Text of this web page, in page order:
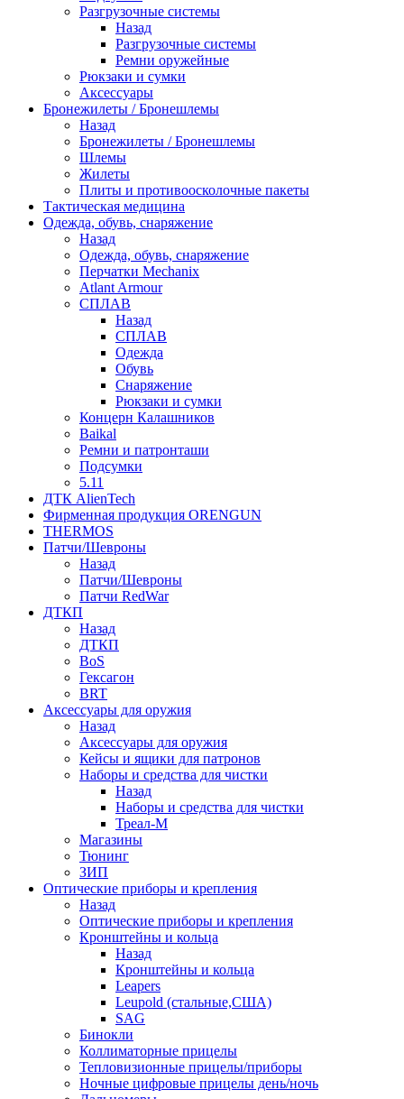
Разгрузочные системы
Назад
Разгрузочные системы
Ремни оружейные
Рюкзаки и сумки
Аксессуары
Бронежилеты / Бронешлемы
Назад
Бронежилеты / Бронешлемы
Шлемы
Жилеты
Плиты и противоосколочные пакеты
Тактическая медицина
Одежда, обувь, снаряжение
Назад
Одежда, обувь, снаряжение
Перчатки Mechanix
Atlant Armour
СПЛАВ
Назад
СПЛАВ
Одежда
Обувь
Снаряжение
Рюкзаки и сумки
Концерн Калашников
Baikal
Ремни и патронташи
Подсумки
5.11
ДТК AlienTech
Фирменная продукция ORENGUN
THERMOS
Патчи/Шевроны
Назад
Патчи/Шевроны
Патчи RedWar
ДТКП
Назад
ДТКП
BoS
Гексагон
BRT
Аксессуары для оружия
Назад
Аксессуары для оружия
Кейсы и ящики для патронов
Наборы и средства для чистки
Назад
Наборы и средства для чистки
Треал-М
Магазины
Тюнинг
ЗИП
Оптические приборы и крепления
Назад
Оптические приборы и крепления
Кронштейны и кольца
Назад
Кронштейны и кольца
Leapers
Leupold (стальные,США)
SAG
Бинокли
Коллиматорные прицелы
Тепловизионные прицелы/приборы
Ночные цифровые прицелы день/ночь